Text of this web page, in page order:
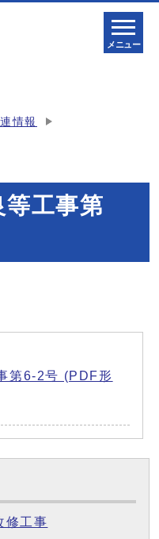
メニュー
情報
工事第
第6-2号 (PDF形
修工事